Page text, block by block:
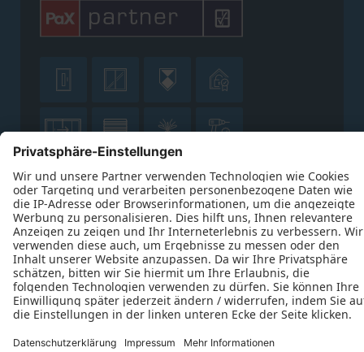
   
   

Datenschutz Impressum
Kontakt
J. Derichs Bauelemente GmbH © 2026